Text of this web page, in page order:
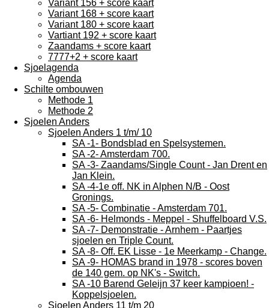
Variant 156 + score kaart
Variant 168 + score kaart
Variant 180 + score kaart
Vartiant 192 + score kaart
Zaandams + score kaart
7777+2 + score kaart
Sjoelagenda
Agenda
Schilte ombouwen
Methode 1
Methode 2
Sjoelen Anders
Sjoelen Anders 1 t/m/ 10
SA -1- Bondsblad en Spelsystemen.
SA -2- Amsterdam 700.
SA -3- Zaandams/Single Count - Jan Drent en
Jan Klein.
SA -4-1e off. NK in Alphen N/B - Oost
Gronings.
SA -5- Combinatie - Amsterdam 701.
SA -6- Helmonds - Meppel - Shuffelboard V.S.
SA -7- Demonstratie - Arnhem - Paartjes
sjoelen en Triple Count.
SA -8- Off. EK Lisse - 1e Meerkamp - Change.
SA -9- HOMAS brand in 1978 - scores boven
de 140 gem. op NK's - Switch.
SA -10 Barend Geleijn 37 keer kampioen! -
Koppelsjoelen.
Sjoelen Anders 11 t/m 20